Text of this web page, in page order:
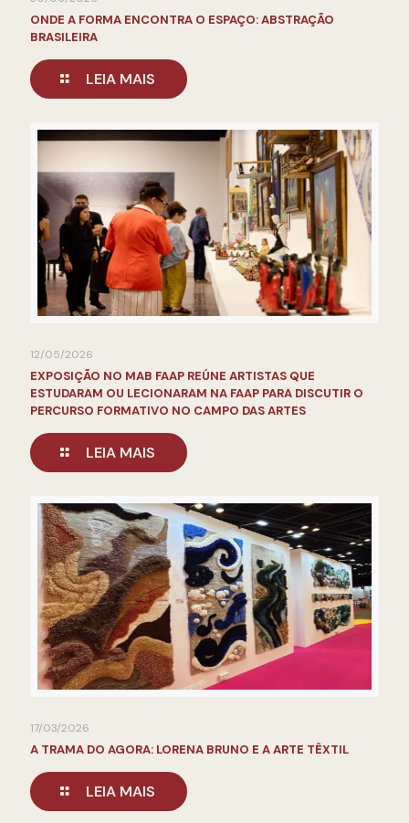
ONDE A FORMA ENCONTRA O ESPAÇO: ABSTRAÇÃO
BRASILEIRA
LEIA MAIS
12/05/2026
EXPOSIÇÃO NO MAB FAAP REÚNE ARTISTAS QUE
ESTUDARAM OU LECIONARAM NA FAAP PARA DISCUTIR O
PERCURSO FORMATIVO NO CAMPO DAS ARTES
LEIA MAIS
17/03/2026
A TRAMA DO AGORA: LORENA BRUNO E A ARTE TÊXTIL
LEIA MAIS